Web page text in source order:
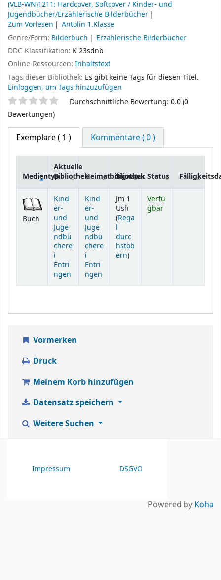
(VLB-WN)1211: Hardcover, Softcover / Kinder- und
Jugendbücher/Erzählerische Bilderbücher
Zum Vorlesen
Antolin 1.Klasse
Genre/Form: Bilderbuch
Erzählerische Bilderbücher
DDC-Klassifikation: K 23sdnb
Online-Ressourcen: Inhaltstext
Tags dieser Bibliothek: Es gibt keine Tags für diesen Titel.
Einloggen, um Tags hinzuzufügen
SternchenbewertungDurchschnittliche Bewertung: 0.0 (0
Bewertungen)
Exemplare( 1 ) Kommentare ( 0 )
Medientyp
Aktuelle
BibliothekHeimatbibliothek
Signatur Status
Buch
Kind
er-
und
Juge
ndbü
chere
i
Entri
ngen
Kind
er-
und
Juge
ndbü
chere
i
Entri
ngen
Jm 1
Ush
(Rega
l
durc
hstöb
ern(Öffnet sich unterhalb)
)
Verfü
gbar
Vormerken
Druck
Meinem Korb hinzufügen
Datensatz speichern
Weitere Suchen
Impressum DSGVO
Powered by Koha